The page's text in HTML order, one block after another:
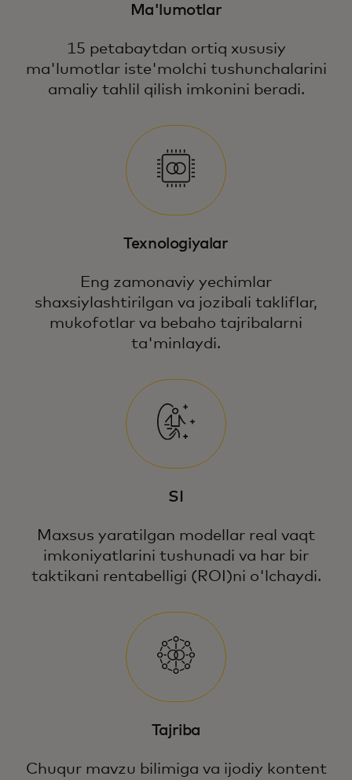
Ma'lumotlar
15 petabaytdan ortiq xususiy
ma'lumotlar iste'molchi tushunchalarini
amaliy tahlil qilish imkonini beradi.
Texnologiyalar
Eng zamonaviy yechimlar
shaxsiylashtirilgan va jozibali takliflar,
mukofotlar va bebaho tajribalarni
ta'minlaydi.
SI
Maxsus yaratilgan modellar real vaqt
imkoniyatlarini tushunadi va har bir
taktikani rentabelligi (ROI)ni o'lchaydi.
Tajriba
Chuqur mavzu bilimiga va ijodiy kontent